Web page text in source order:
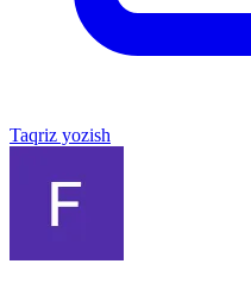
Taqriz yozish